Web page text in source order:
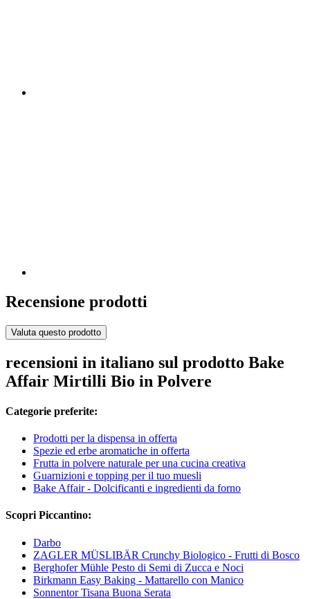
Recensione prodotti
Valuta questo prodotto
recensioni in italiano sul prodotto Bake
Affair Mirtilli Bio in Polvere
Categorie preferite:
Prodotti per la dispensa in offerta
Spezie ed erbe aromatiche in offerta
Frutta in polvere naturale per una cucina creativa
Guarnizioni e topping per il tuo muesli
Bake Affair - Dolcificanti e ingredienti da forno
Scopri Piccantino:
Darbo
ZAGLER MÜSLIBÄR Crunchy Biologico - Frutti di Bosco
Berghofer Mühle Pesto di Semi di Zucca e Noci
Birkmann Easy Baking - Mattarello con Manico
Sonnentor Tisana Buona Serata